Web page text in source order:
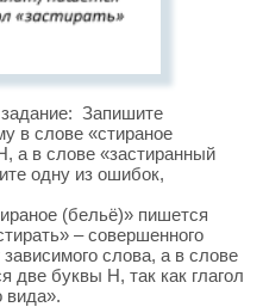
Запишите
в слове «стираное
а в слове «застиранный
одну из ошибок,
(бельё)» пишется
– совершенного
слова, а в слове
две буквы Н, так как глагол
вида».